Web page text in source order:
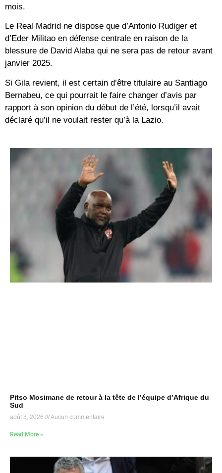
mois.
Le Real Madrid ne dispose que d’Antonio Rudiger et
d’Eder Militao en défense centrale en raison de la
blessure de David Alaba qui ne sera pas de retour avant
janvier 2025.
Si Gila revient, il est certain d’être titulaire au Santiago
Bernabeu, ce qui pourrait le faire changer d’avis par
rapport à son opinion du début de l’été, lorsqu’il avait
déclaré qu’il ne voulait rester qu’à la Lazio.
Pitso Mosimane de retour à la tête de l’équipe d’Afrique du
Sud
août 8, 2026 Aucun commentaire
Read More »